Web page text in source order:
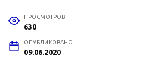
ПРОСМОТРОВ
630
ОПУБЛИКОВАНО
09.06.2020